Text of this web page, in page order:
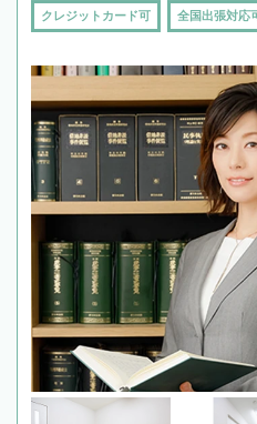
クレジットカード可 全国出張対応